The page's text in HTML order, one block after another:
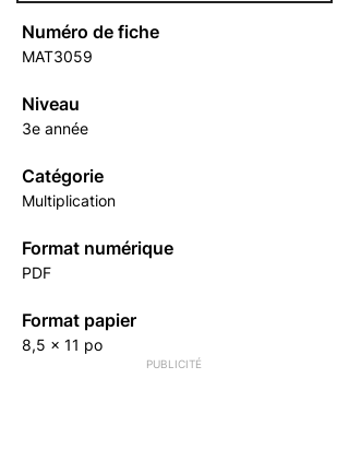
Numéro de fiche
MAT3059
Niveau
3e année
Catégorie
Multiplication
Format numérique
PDF
Format papier
8,5 x 11 po
PUBLICITÉ